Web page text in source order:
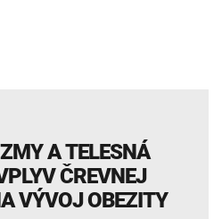
A TELESNÁ
ČREVNEJ
VÝVOJ OBEZITY